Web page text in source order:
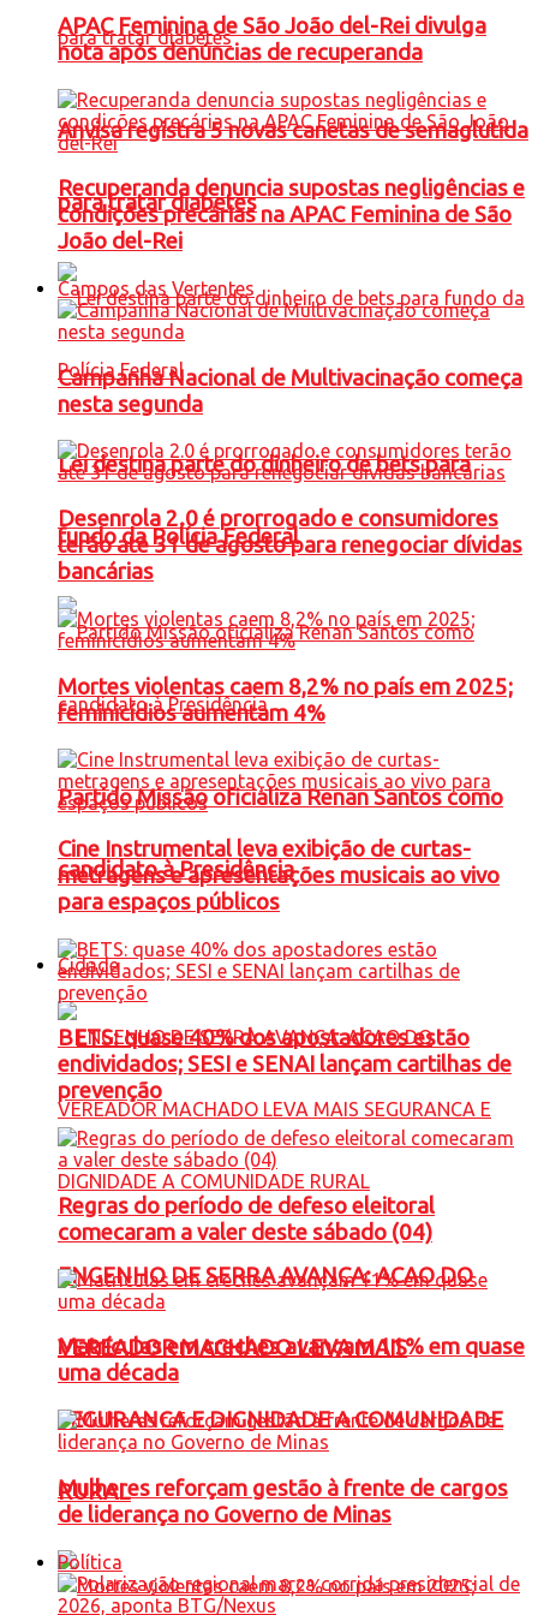
Anvisa registra 5 novas canetas de semaglutida
para tratar diabetes
Lei destina parte do dinheiro de bets para
fundo da Polícia Federal
Partido Missão oficializa Renan Santos como
candidato à Presidência
Cidade
ENGENHO DE SERRA AVANÇA: ACAO DO
VEREADOR MACHADO LEVA MAIS
SEGURANCA E DIGNIDADE A COMUNIDADE
RURAL
APAC Feminina de São João del-Rei divulga
nota após denúncias de recuperanda
Recuperanda denuncia supostas negligências e
condições precárias na APAC Feminina de São
João del-Rei
Campos das Vertentes
Campanha Nacional de Multivacinação começa
nesta segunda
Desenrola 2.0 é prorrogado e consumidores
terão até 31 de agosto para renegociar dívidas
bancárias
Mortes violentas caem 8,2% no país em 2025;
feminicídios aumentam 4%
Cine Instrumental leva exibição de curtas-
metragens e apresentações musicais ao vivo
para espaços públicos
BETS: quase 40% dos apostadores estão
endividados; SESI e SENAI lançam cartilhas de
prevenção
Regras do período de defeso eleitoral
comecaram a valer deste sábado (04)
Matrículas em creches avançam 11% em quase
uma década
Mulheres reforçam gestão à frente de cargos
de liderança no Governo de Minas
Política